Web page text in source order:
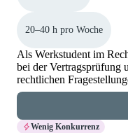
20–40 h pro Woche
Als Werkstudent im
bei der Vertragsprüfung
rechtlichen
Wenig Konkurrenz